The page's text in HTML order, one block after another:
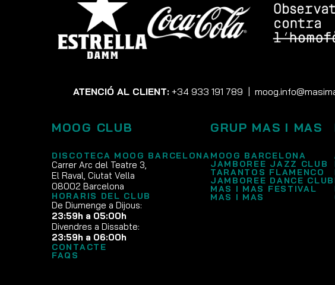
ATENCIÓ AL CLIENT: +34 933 191 789
MOOG CLUB
DISCOTECA MOOG BARCELONA
Carrer Arc del Teatre 3,
El Raval, Ciutat Vella
08002 Barcelona
HORARIS DEL CLUB
De Diumenge a Dijous:
23:59h a 05:00h
Divendres a Dissabte:
23:59h a 06:00h
CONTACTE
FAQS
GRUP MAS I MAS
MOOG BARCELONA
JAMBOREE JAZZ CLUB
TARANTOS FLAMENCO
JAMBOREE DANCE CLUB
MAS I MAS FESTIVAL
MAS I MAS